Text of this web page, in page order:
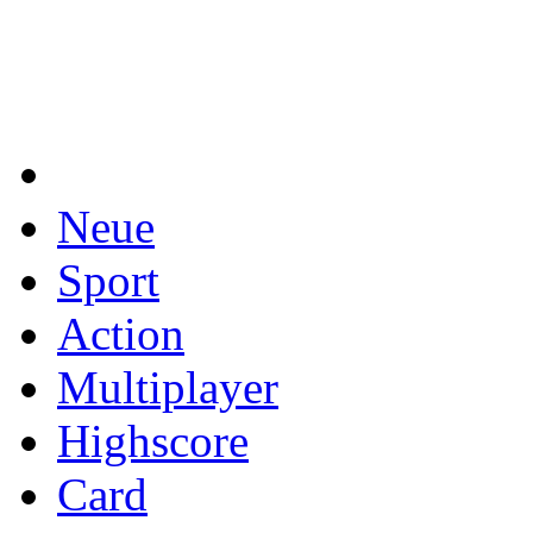
Neue
Sport
Action
Multiplayer
Highscore
Card